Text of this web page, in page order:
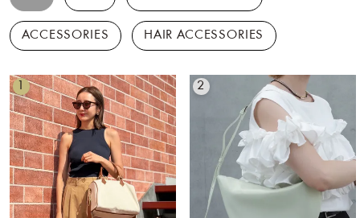
ACCESSORIES HAIR ACCESSORIES
1 2